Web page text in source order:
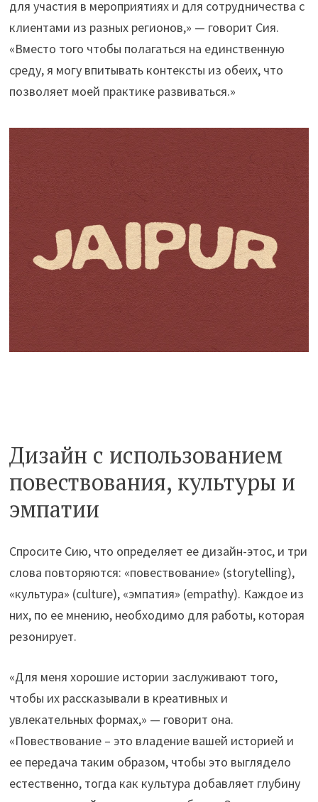
для участия в мероприятиях и для сотрудничества с
клиентами из разных регионов,» — говорит Сия.
«Вместо того чтобы полагаться на единственную
среду, я могу впитывать контексты из обеих, что
позволяет моей практике развиваться.»
Дизайн с использованием
повествования, культуры и
эмпатии
Спросите Сию, что определяет ее дизайн-этос, и три
слова повторяются: «повествование» (storytelling),
«культура» (culture), «эмпатия» (empathy). Каждое из
них, по ее мнению, необходимо для работы, которая
резонирует.
«Для меня хорошие истории заслуживают того,
чтобы их рассказывали в креативных и
увлекательных формах,» — говорит она.
«Повествование – это владение вашей историей и
ее передача таким образом, чтобы это выглядело
естественно, тогда как культура добавляет глубину